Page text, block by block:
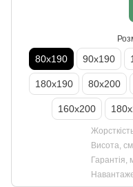
80х190 90х190
180х190 80х200
160х200
Висота, см
Гарантія,